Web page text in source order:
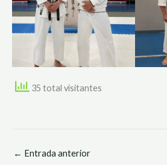
35 total visitantes
← Entrada anterior